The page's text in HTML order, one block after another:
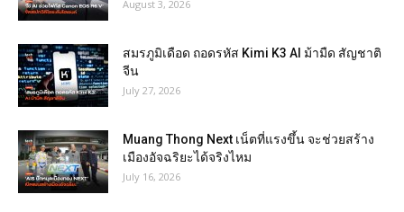
August 3, 2026
สมรภูมิเดือด ถอดรหัส Kimi K3 AI ม้ามืด สัญชาติ
จีน
July 27, 2026
Muang Thong Next เน็ตที่แรงขึ้น จะช่วยสร้าง
เมืองอัจฉริยะได้จริงไหม
July 16, 2026